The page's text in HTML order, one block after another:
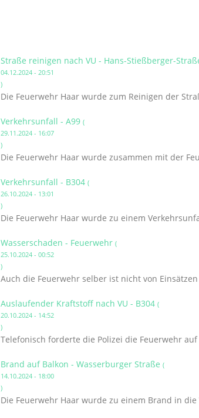
Straße reinigen nach VU - Hans-Stießberger-
04.12.2024 - 20:51
)
Die Feuerwehr Haar wurde zum Reinigen der
Verkehrsunfall - A99 (
29.11.2024 - 16:07
)
Die Feuerwehr Haar wurde zusammen mit der
Verkehrsunfall - B304 (
26.10.2024 - 13:01
)
Die Feuerwehr Haar wurde zu einem
Wasserschaden - Feuerwehr (
25.10.2024 - 00:52
)
Auch die Feuerwehr selber ist nicht von
Auslaufender Kraftstoff nach VU - B304 (
20.10.2024 - 14:52
)
Telefonisch forderte die Polizei die Feuerwehr auf
Brand auf Balkon - Wasserburger Straße (
14.10.2024 - 18:00
)
Die Feuerwehr Haar wurde zu einem Brand in